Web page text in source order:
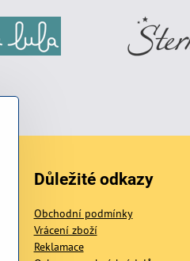
Důležité odkazy
Obchodní podmínky
Vrácení zboží
Reklamace